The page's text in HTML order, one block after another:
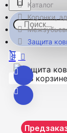
В
Каталог
Коронки,
Защита